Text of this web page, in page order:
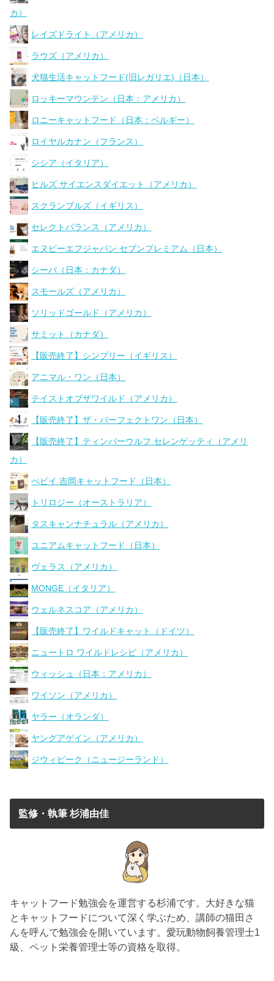
カ）
レイズドライト（アメリカ）
ラウズ（アメリカ）
犬猫生活キャットフード(旧レガリエ)（日本）
ロッキーマウンテン（日本：アメリカ）
ロニーキャットフード（日本：ベルギー）
ロイヤルカナン（フランス）
シシア（イタリア）
ヒルズ サイエンスダイエット（アメリカ）
スクランブルズ（イギリス）
セレクトバランス（アメリカ）
エヌピーエフジャパン セブンプレミアム（日本）
シーバ（日本：カナダ）
スモールズ（アメリカ）
ソリッドゴールド（アメリカ）
サミット（カナダ）
【販売終了】シンプリー（イギリス）
アニマル・ワン（日本）
テイストオブザワイルド（アメリカ）
【販売終了】ザ・パーフェクトワン（日本）
【販売終了】ティンバーウルフ セレンゲッティ（アメリ
カ）
ぺピイ 吉岡キャットフード（日本）
トリロジー（オーストラリア）
タスキャンナチュラル（アメリカ）
ユニアムキャットフード（日本）
ヴェラス（アメリカ）
MONGE（イタリア）
ウェルネスコア（アメリカ）
【販売終了】ワイルドキャット（ドイツ）
ニュートロ ワイルドレシピ（アメリカ）
ウィッシュ（日本：アメリカ）
ワイソン（アメリカ）
ヤラー（オランダ）
ヤングアゲイン（アメリカ）
ジウィピーク（ニュージーランド）
監修・執筆 杉浦由佳
キャットフード勉強会を運営する杉浦です。大好きな猫
とキャットフードについて深く学ぶため、講師の猫田さ
んを呼んで勉強会を開いています。愛玩動物飼養管理士1
級、ペット栄養管理士等の資格を取得。